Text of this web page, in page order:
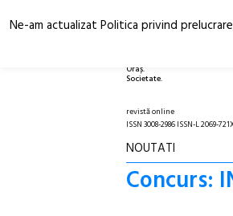
Oraș.
Societate.
revistă online
ISSN 3008-2986 ISSN-L 2069-
NOUTATI
Concurs:
Ne-am actualizat Politica privind